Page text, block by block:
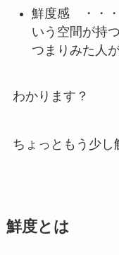
鮮度感 ・・
いう空間が持
つまりみた人
わかります？
ちょっともう少し
鮮度とは